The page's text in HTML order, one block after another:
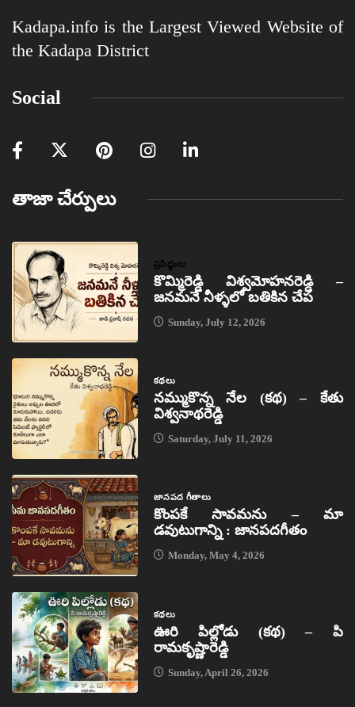
Kadapa.info is the Largest Viewed Website of
the Kadapa District
Social
తాజా చేర్పులు
ప్రసిద్ధులు
కొమ్మిరెడ్డి విశ్వమోహనరెడ్డి –
జనమనే నీళ్ళలో బతికిన చేప
Sunday, July 12, 2026
కథలు
నమ్ముకొన్న నేల (కథ) – కేతు
విశ్వనాథరెడ్డి
Saturday, July 11, 2026
జానపద గీతాలు
కొంపకే సావమను – మా
డవుటుగాన్ని : జానపదగీతం
Monday, May 4, 2026
కథలు
ఊరి పిల్లోడు (కథ) – పి
రామకృష్ణారెడ్డి
Sunday, April 26, 2026